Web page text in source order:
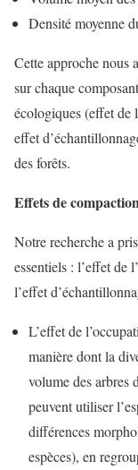
Densité moyenne
Cette approche nous
sur chaque
écologiques (effet de
effet
des forêts.
Effets de
Notre recherche a
essentiels : l’effet de
l’effet
L’effet de
manière dont la
volume des arbres
peuvent utiliser
différences
espèces), en